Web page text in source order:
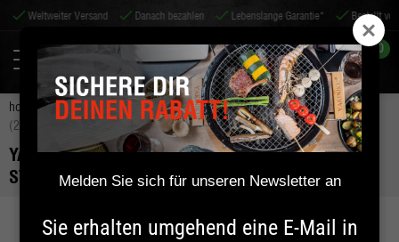
Weltweiter Versand Danach bezahlen Lebenslange Garantie* Bestellt
0
home zubehör shichirin-zubehör
yakiniku yakitori spieße 1,5 mm
(20 stück)
YAKINIKU YAKITORI SPIESSE 1,5 MM (20 S
TÜCK)
Melden Sie sich für unseren Newsletter an
Sie erhalten umgehend eine E-Mail in